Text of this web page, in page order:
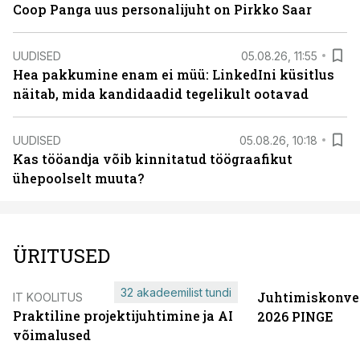
Coop Panga uus personalijuht on Pirkko Saar
UUDISED 05.08.26, 11:55
Hea pakkumine enam ei müü: LinkedIni küsitlus
näitab, mida kandidaadid tegelikult ootavad
UUDISED 05.08.26, 10:18
Kas tööandja võib kinnitatud töögraafikut
ühepoolselt muuta?
ÜRITUSED
IT KOOLITUS
Praktiline projektijuhtimine ja AI
võimalused
32 akadeemilist tundi
2026 PINGE